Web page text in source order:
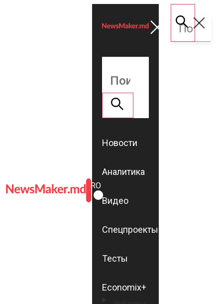
ROMÂNĂ
RU
Новости
Аналитика
Видео
Спецпроекты
Тесты
Economix+